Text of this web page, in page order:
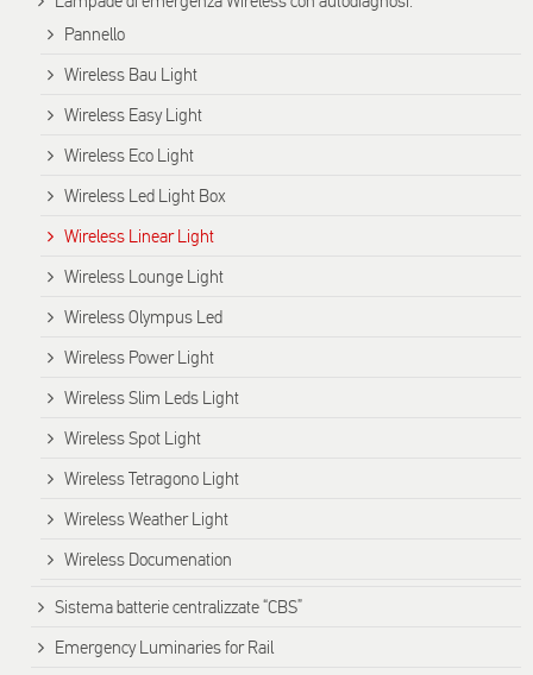
Pannello
Wireless Bau Light
Wireless Easy Light
Wireless Eco Light
Wireless Led Light Box
Wireless Linear Light
Wireless Lounge Light
Wireless Olympus Led
Wireless Power Light
Wireless Slim Leds Light
Wireless Spot Light
Wireless Tetragono Light
Wireless Weather Light
Wireless Documenation
Sistema batterie centralizzate “CBS”
Emergency Luminaries for Rail